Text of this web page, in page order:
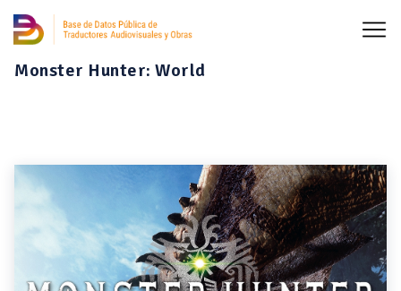
Monster Hunter: World